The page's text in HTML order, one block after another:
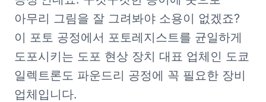
아무리 그림을 잘 그려봐야 소용이 없겠죠?
이 포토 공정에서 포토레지스트를 균일하게
도포시키는 도포 현상 장치 대표 업체인 도쿄
일렉트론도 파운드리 공정에 꼭 필요한 장비
업체입니다.